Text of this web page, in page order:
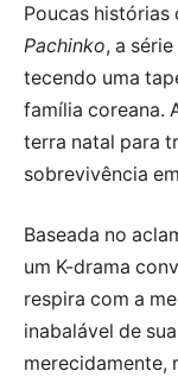
Poucas histórias
Pachinko, a série
tecendo uma
família coreana.
terra natal para
sobrevivência
Baseada no
um K-drama
respira com a
inabalável de
merecidamente,